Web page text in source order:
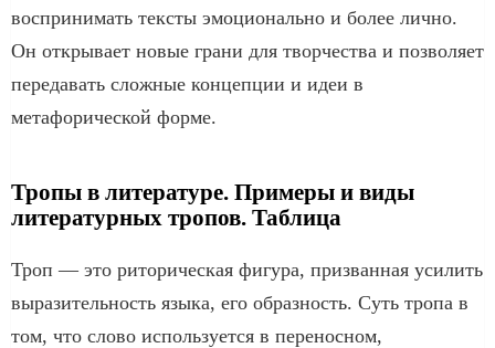
воспринимать тексты эмоционально и более лично.
Он открывает новые грани для творчества и позволяет
передавать сложные концепции и идеи в
метафорической форме.
Тропы в литературе. Примеры и виды
литературных тропов. Таблица
Троп — это риторическая фигура, призванная усилить
выразительность языка, его образность. Суть тропа в
том, что слово используется в переносном,